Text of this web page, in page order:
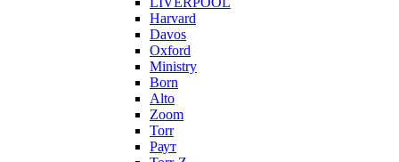
Harvard
Davos
Oxford
Ministry
Born
Alto
Zoom
Torr
Раут